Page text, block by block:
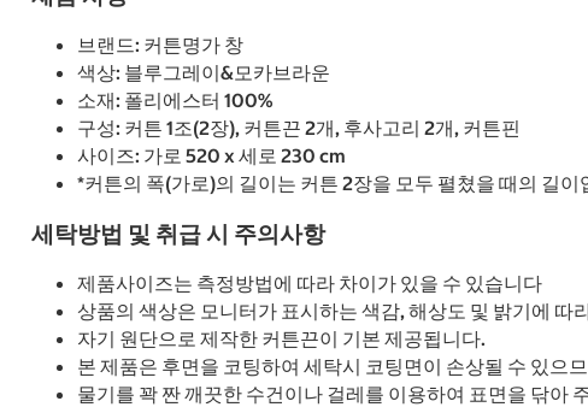
브랜드: 커튼명가 창
색상: 블루그레이&모카브라운
소재: 폴리에스터 100%
구성: 커튼 1조(2장), 커튼끈 2개, 후사고리 2개, 커튼핀
사이즈: 가로 520 x 세로 230 cm
*커튼의 폭(가로)의 길이는 커튼 2장을 모두 펼쳤을 때의 길이
세탁방법 및 취급 시 주의사항
제품사이즈는 측정방법에 따라 차이가 있을 수 있습니다
상품의 색상은 모니터가 표시하는 색감, 해상도 및 밝기에 따
자기 원단으로 제작한 커튼끈이 기본 제공됩니다.
본 제품은 후면을 코팅하여 세탁시 코팅면이 손상될 수 있으
물기를 꽉 짠 깨끗한 수건이나 걸레를 이용하여 표면을 닦아